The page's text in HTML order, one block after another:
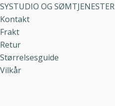
SYSTUDIO OG SØMTJENESTER
Kontakt
Frakt
Retur
Størrelsesguide
Vilkår